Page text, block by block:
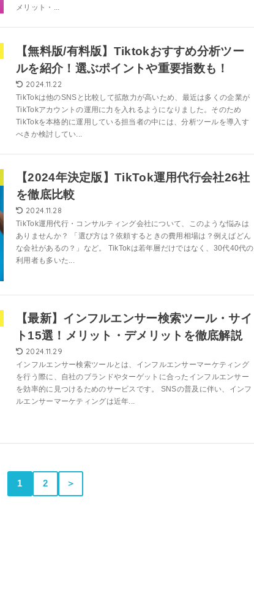
メリット・...
【無料版/有料版】Tiktokおすすめ分析ツー
ルを紹介！選ぶポイントや重要指数も！
2024.11.22
TikTokは他のSNSと比較して拡散力が高いため、最近は多くの企業が
TikTokアカウントの運用に力を入れるようになりました。そのため
TikTokを本格的に運用している担当者の中には、分析ツールを導入す
べきか検討してい...
【2024年決定版】TikTok運用代行会社26社
を徹底比較
2024.11.28
TikTok運用代行・コンサルティング会社について、このような悩みは
ありませんか？ 「選び方は？依頼するときの費用相場は？例えばどん
な会社があるの？」など。 TikTokは若年層だけではなく、30代40代の
利用者も多いた...
【最新】インフルエンサー検索ツール・サイ
ト15選！メリット・デメリットを徹底解説
2024.11.29
インフルエンサー検索ツールとは、インフルエンサーマーケティング
を行う際に、自社のブランドやターゲットに合ったインフルエンサー
を効率的に見つけるためのサービスです。 SNSの普及に伴い、インフ
ルエンサーマーケティングは近年...
1 2 ＞